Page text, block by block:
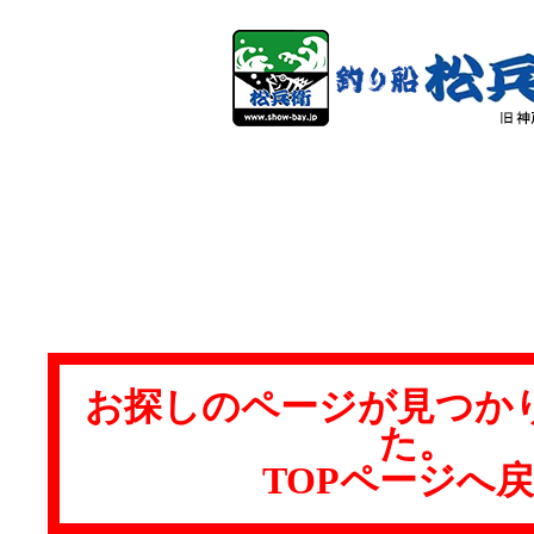
お探しのページが見つか
た。
TOPページへ